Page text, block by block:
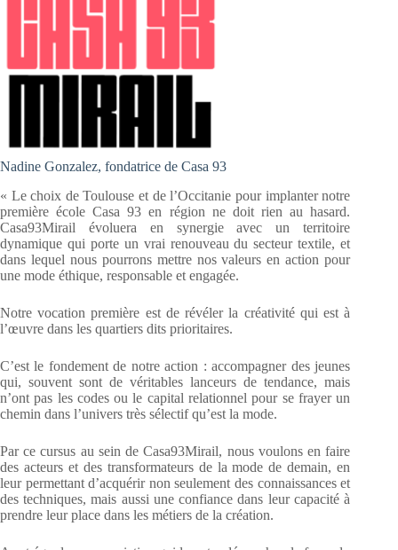
Nadine Gonzalez, fondatrice de Casa 93
« Le choix de Toulouse et de l’Occitanie pour implanter notre
première école Casa 93 en région ne doit rien au hasard.
Casa93Mirail évoluera en synergie avec un territoire
dynamique qui porte un vrai renouveau du secteur textile, et
dans lequel nous pourrons mettre nos valeurs en action pour
une mode éthique, responsable et engagée.
Notre vocation première est de révéler la créativité qui est à
l’œuvre dans les quartiers dits prioritaires.
C’est le fondement de notre action : accompagner des jeunes
qui, souvent sont de véritables lanceurs de tendance, mais
n’ont pas les codes ou le capital relationnel pour se frayer un
chemin dans l’univers très sélectif qu’est la mode.
Par ce cursus au sein de Casa93Mirail, nous voulons en faire
des acteurs et des transformateurs de la mode de demain, en
leur permettant d’acquérir non seulement des connaissances et
des techniques, mais aussi une confiance dans leur capacité à
prendre leur place dans les métiers de la création.